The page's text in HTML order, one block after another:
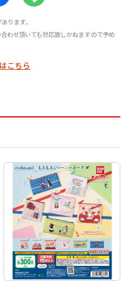
ります。
わせ頂いても対応致しかねますので予め
こちら